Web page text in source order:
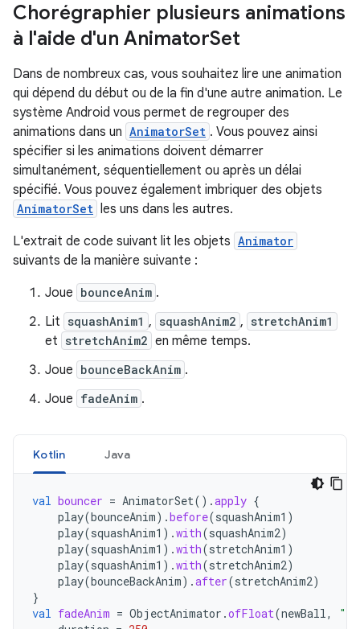
Chorégraphier plusieurs animations
à l'aide d'un AnimatorSet
Dans de nombreux cas, vous souhaitez lire une animation
qui dépend du début ou de la fin d'une autre animation. Le
système Android vous permet de regrouper des
animations dans un AnimatorSet . Vous pouvez ainsi
spécifier si les animations doivent démarrer
simultanément, séquentiellement ou après un délai
spécifié. Vous pouvez également imbriquer des objets
AnimatorSet
les uns dans les autres.
L'extrait de code suivant lit les objets Animator
suivants de la manière suivante :
Joue bounceAnim .
Lit squashAnim1 , squashAnim2 , stretchAnim1
et stretchAnim2 en même temps.
Joue bounceBackAnim .
Joue fadeAnim .
Kotlin Java
val bouncer = AnimatorSet().apply {
play(bounceAnim).before(squashAnim1 )
play(squashAnim1 ).with(squashAnim2)
play(squashAnim1 ).with(stretchAnim1 )
play(squashAnim1 ).with(stretchAnim2)
play(bounceBackAnim).after(stretchAnim2)
}
val fadeAnim = ObjectAnimator .ofFloat(newBall,